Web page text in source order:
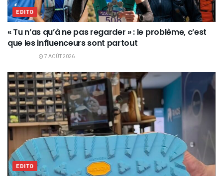
EDITO
« Tu n’as qu’à ne pas regarder » : le problème, c’est
que les influenceurs sont partout
7 AOÛT 2026
EDITO